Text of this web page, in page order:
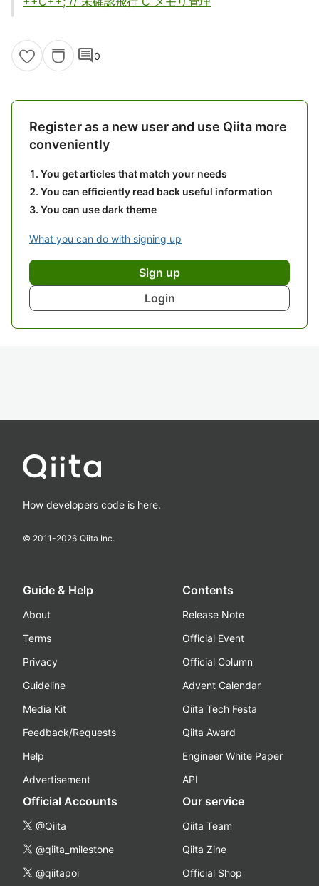
comment0
Register as a new user and use Qiita more
conveniently
You get articles that match your needs
You can efficiently read back useful information
You can use dark theme
What you can do with signing up
Sign up
Login
How developers code is here.
© 2011-2026 Qiita Inc.
Guide & Help
About
Terms
Privacy
Guideline
Media Kit
Feedback/Requests
Help
Advertisement
Contents
Release Note
Official Event
Official Column
Advent Calendar
Qiita Tech Festa
Qiita Award
Engineer White Paper
API
Official Accounts
@Qiita
@qiita_milestone
@qiitapoi
Our service
Qiita Team
Qiita Zine
Official Shop